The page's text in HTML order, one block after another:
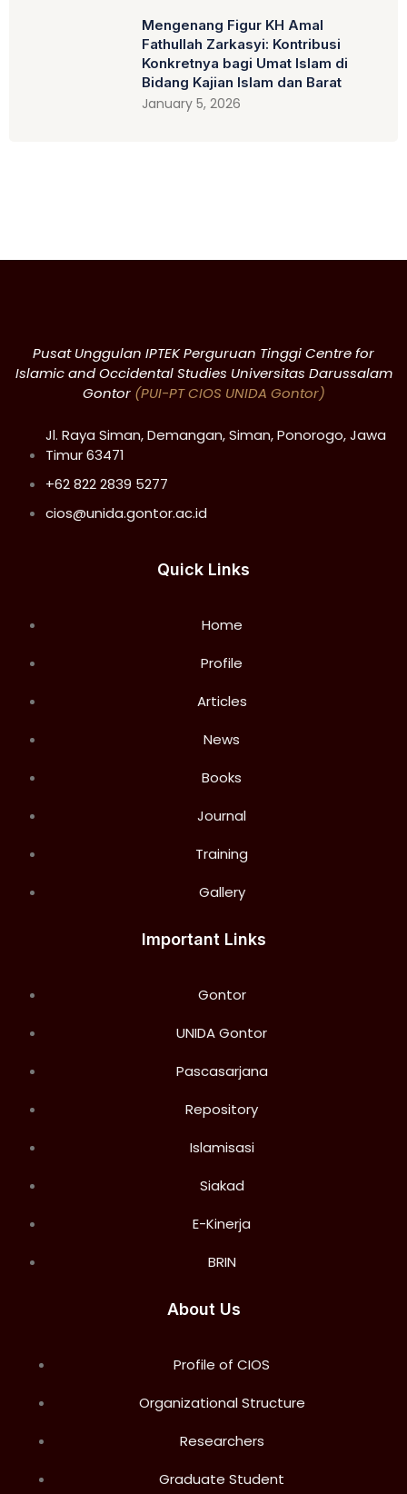
Mengenang Figur KH Amal
Fathullah Zarkasyi: Kontribusi
Konkretnya bagi Umat Islam di
Bidang Kajian Islam dan Barat
January 5, 2026
Pusat Unggulan IPTEK Perguruan Tinggi Centre for
Islamic and Occidental Studies Universitas Darussalam
Gontor (PUI-PT CIOS UNIDA Gontor)
Jl. Raya Siman, Demangan, Siman, Ponorogo, Jawa
Timur 63471
+62 822 2839 5277
cios@unida.gontor.ac.id
Quick Links
Home
Profile
Articles
News
Books
Journal
Training
Gallery
Important Links
Gontor
UNIDA Gontor
Pascasarjana
Repository
Islamisasi
Siakad
E-Kinerja
BRIN
About Us
Profile of CIOS
Organizational Structure
Researchers
Graduate Student